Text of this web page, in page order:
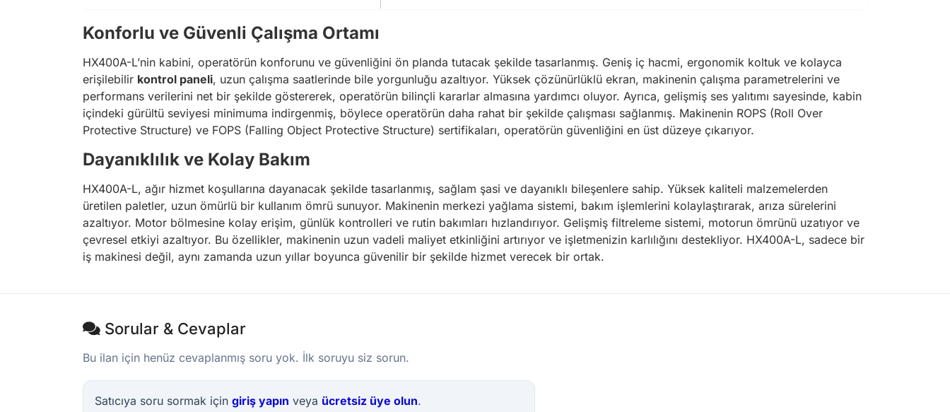
Konforlu ve Güvenli Çalışma Ortamı
HX400A-L’nin kabini, operatörün konforunu ve güvenliğini ön planda tutacak şekilde tasarlanmış. Geniş iç hacmi, ergonomik koltuk ve kolayca
erişilebilir kontrol paneli, uzun çalışma saatlerinde bile yorgunluğu azaltıyor. Yüksek çözünürlüklü ekran, makinenin çalışma parametrelerini ve
performans verilerini net bir şekilde göstererek, operatörün bilinçli kararlar almasına yardımcı oluyor. Ayrıca, gelişmiş ses yalıtımı sayesinde, kabin
içindeki gürültü seviyesi minimuma indirgenmiş, böylece operatörün daha rahat bir şekilde çalışması sağlanmış. Makinenin ROPS (Roll Over
Protective Structure) ve FOPS (Falling Object Protective Structure) sertifikaları, operatörün güvenliğini en üst düzeye çıkarıyor.
Dayanıklılık ve Kolay Bakım
HX400A-L, ağır hizmet koşullarına dayanacak şekilde tasarlanmış, sağlam şasi ve dayanıklı bileşenlere sahip. Yüksek kaliteli malzemelerden
üretilen paletler, uzun ömürlü bir kullanım ömrü sunuyor. Makinenin merkezi yağlama sistemi, bakım işlemlerini kolaylaştırarak, arıza sürelerini
azaltıyor. Motor bölmesine kolay erişim, günlük kontrolleri ve rutin bakımları hızlandırıyor. Gelişmiş filtreleme sistemi, motorun ömrünü uzatıyor ve
çevresel etkiyi azaltıyor. Bu özellikler, makinenin uzun vadeli maliyet etkinliğini artırıyor ve işletmenizin karlılığını destekliyor. HX400A-L, sadece bir
iş makinesi değil, aynı zamanda uzun yıllar boyunca güvenilir bir şekilde hizmet verecek bir ortak.
Sorular & Cevaplar
Bu ilan için henüz cevaplanmış soru yok. İlk soruyu siz sorun.
Satıcıya soru sormak için giriş yapın veya ücretsiz üye olun.